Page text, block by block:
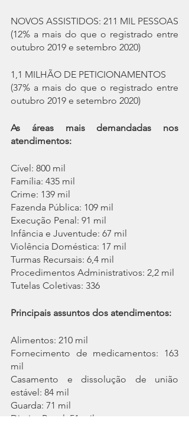
NOVOS ASSISTIDOS: 211 MIL PESSOAS
(12% a mais do que o registrado entre
outubro 2019 e setembro 2020)
1,1 MILHÃO DE PETICIONAMENTOS
(37% a mais do que o registrado entre
outubro 2019 e setembro 2020)
As áreas mais demandadas nos
atendimentos:
Cível: 800 mil
Família: 435 mil
Crime: 139 mil
Fazenda Pública: 109 mil
Execução Penal: 91 mil
Infância e Juventude: 67 mil
Violência Doméstica: 17 mil
Turmas Recursais: 6,4 mil
Procedimentos Administrativos: 2,2 mil
Tutelas Coletivas: 336
Principais assuntos dos atendimentos:
Alimentos: 210 mil
Fornecimento de medicamentos: 163
mil
Casamento e dissolução de união
estável: 84 mil
Guarda: 71 mil
Direito Penal: 51 mil